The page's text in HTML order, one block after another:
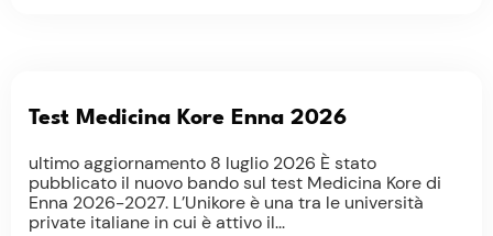
Test Medicina Kore Enna 2026
ultimo aggiornamento 8 luglio 2026 È stato
pubblicato il nuovo bando sul test Medicina Kore di
Enna 2026-2027. L’Unikore è una tra le università
private italiane in cui è attivo il...